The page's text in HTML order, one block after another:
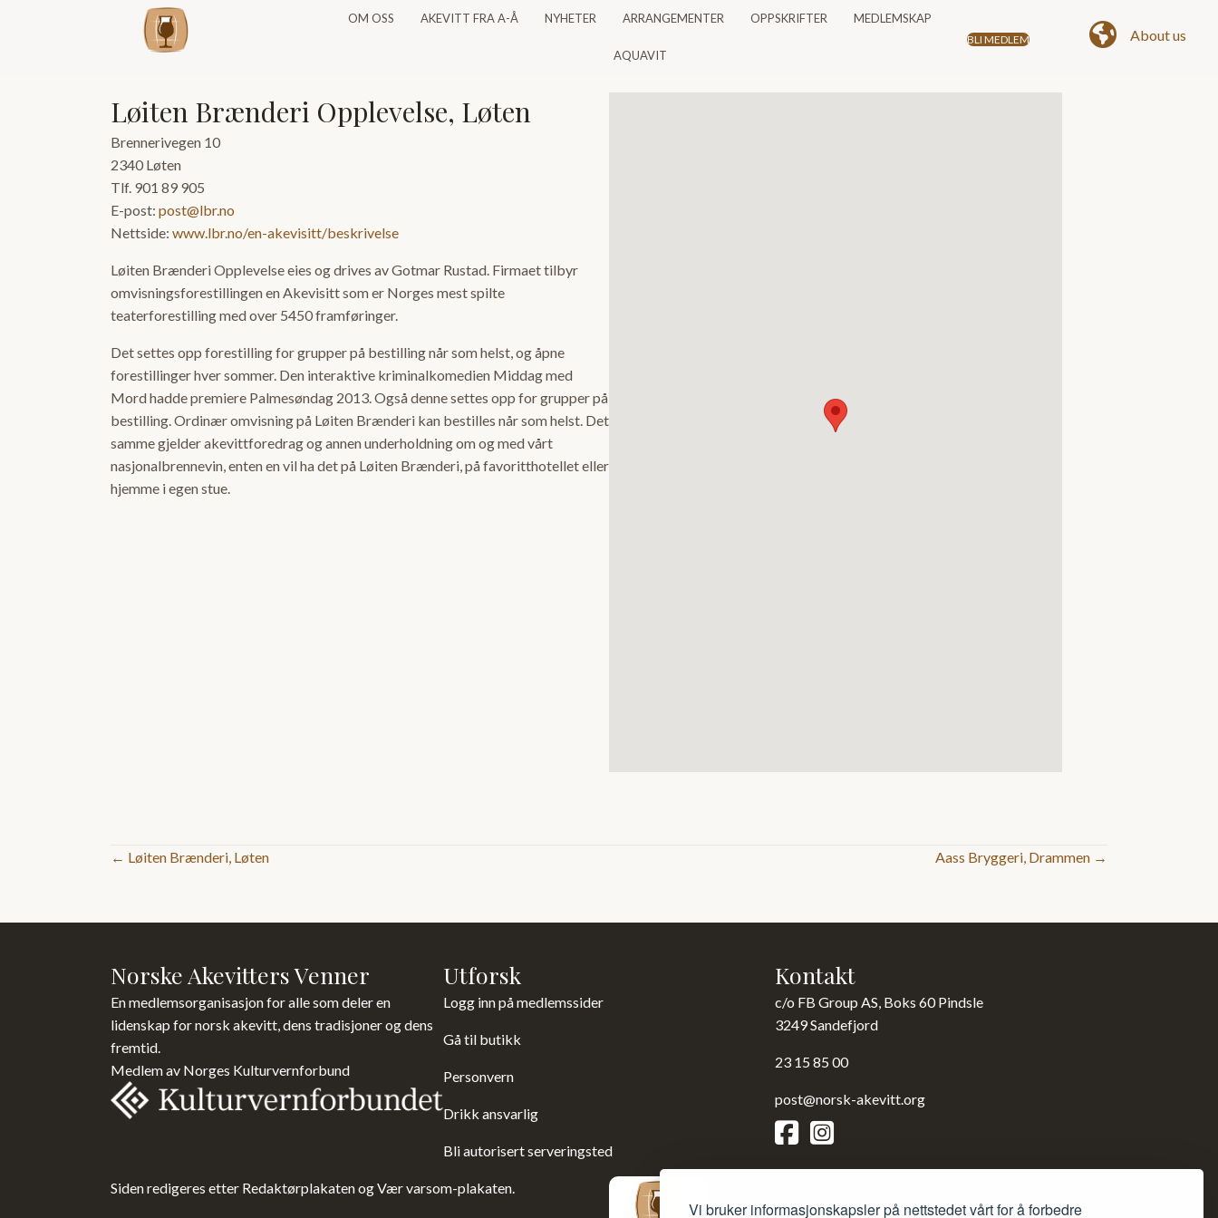
Vi bruker informasjonskapsler på nettstedet vårt for å forbedre
OM OSS AKEVITT FRA A-Å NYHETER ARRANGEMENTER OPPSKRIFTER MEDLEMSKAP
AQUAVIT
BLI MEDLEM About us
Løiten Brænderi Opplevelse, Løten
Brennerivegen 10
2340 Løten
Tlf. 901 89 905
E-post: post@lbr.no
Nettside: www.lbr.no/en-akevisitt/beskrivelse
Løiten Brænderi Opplevelse eies og drives av Gotmar Rustad. Firmaet tilbyr
omvisningsforestillingen en Akevisitt som er Norges mest spilte
teaterforestilling med over 5450 framføringer.
Det settes opp forestilling for grupper på bestilling når som helst, og åpne
forestillinger hver sommer. Den interaktive kriminalkomedien Middag med
Mord hadde premiere Palmesøndag 2013. Også denne settes opp for grupper på
bestilling. Ordinær omvisning på Løiten Brænderi kan bestilles når som helst. Det
samme gjelder akevittforedrag og annen underholdning om og med vårt
nasjonalbrennevin, enten en vil ha det på Løiten Brænderi, på favoritthotellet eller
hjemme i egen stue.
Posts
navigation
← Løiten Brænderi, Løten Aass Bryggeri, Drammen →
Norske Akevitters Venner
En medlemsorganisasjon for alle som deler en
lidenskap for norsk akevitt, dens tradisjoner og dens
fremtid.
Medlem av Norges Kulturvernforbund
Utforsk
Logg inn på medlemssider
Gå til butikk
Personvern
Drikk ansvarlig
Bli autorisert serveringsted
Kontakt
c/o FB Group AS, Boks 60 Pindsle
3249 Sandefjord
23 15 85 00
post@norsk-akevitt.org
Siden redigeres etter Redaktørplakaten og Vær varsom-plakaten.